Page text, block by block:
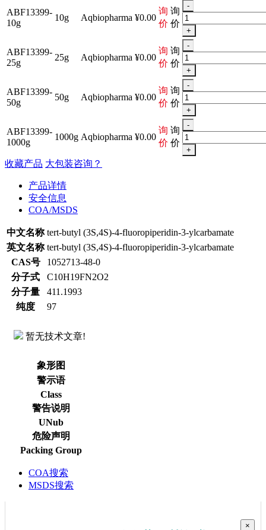
ABF13399-
10g
10g Aqbiopharma ¥0.00
询
价
询
价
-
+
ABF13399-
25g
25g Aqbiopharma ¥0.00
询
价
询
价
-
+
ABF13399-
50g
50g Aqbiopharma ¥0.00
询
价
询
价
-
+
ABF13399-
1000g
1000g Aqbiopharma ¥0.00
询
价
询
价
-
+
收藏产品 大包装咨询？
产品详情
安全信息
COA/MSDS
中文名称 tert-butyl (3S,4S)-4-fluoropiperidin-3-ylcarbamate
英文名称 tert-butyl (3S,4S)-4-fluoropiperidin-3-ylcarbamate
CAS号
1052713-48-0
分子式
C10H19FN2O2
分子量
411.1993
纯度
97
暂无技术文章!
象形图
警示语
Class
警告说明
UNub
危险声明
Packing Group
COA搜索
MSDS搜索
×